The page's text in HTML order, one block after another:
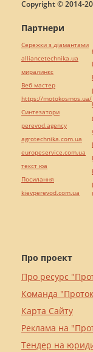
Copyright © 2014-
Про проект
Про ресурс
Команда
Карта Сайту
Реклама на
Тендер на
Партнери
Сережки з діамантами
alliancetechnika.ua
миралинкс
Веб мастер
https://motokosmos.ua/
Синтезатори
perevod.agency
agrotechnika.com.ua
europeservice.com.ua
текст юа
Посилання
kievperevod.com.ua